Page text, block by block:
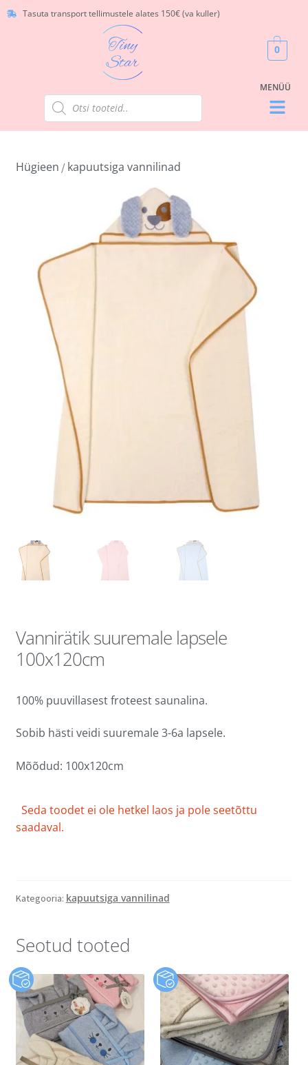
Tasuta transport tellimustele alates 150€ (va kuller)
0
Hügieen / kapuutsiga vannilinad
Vannirätik suuremale lapsele
100x120cm
100% puuvillasest froteest saunalina.
Sobib hästi veidi suuremale 3-6a lapsele.
Mõõdud: 100x120cm
Seda toodet ei ole hetkel laos ja pole seetõttu
saadaval.
Kategooria: kapuutsiga vannilinad
Seotud tooted